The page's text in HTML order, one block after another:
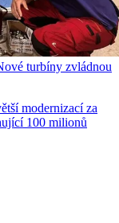
turbíny zvládnou
modernizací za
100 milionů